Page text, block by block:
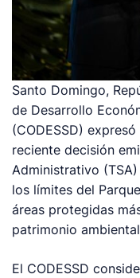
Santo Domingo,
de Desarrollo
(CODESSD)
reciente decisión
Administrativo
los límites del
áreas protegidas
patrimonio
El CODESSD